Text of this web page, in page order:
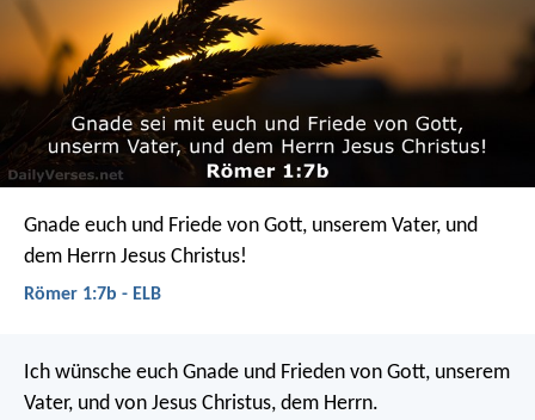
Gnade euch und Friede von Gott, unserem Vater, und
dem Herrn Jesus Christus!
Römer 1:7b - ELB
Ich wünsche euch Gnade und Frieden von Gott, unserem
Vater, und von Jesus Christus, dem Herrn.